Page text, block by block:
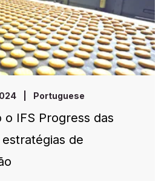
Portuguese
o IFS Progress das
de